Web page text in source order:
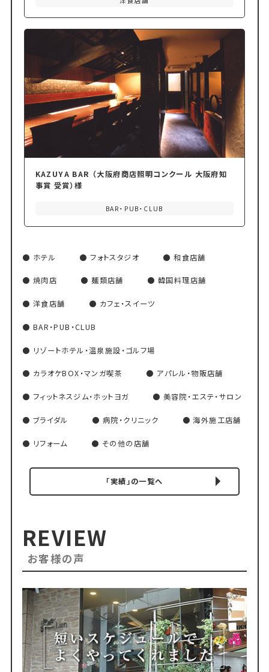
KAZUYA BAR （大阪府商店照明コンクール 大阪府知
事賞 受賞）様
BAR・PUB・CLUB
ホテル フォトスタジオ 和食店舗
焼肉店 麺類店舗 韓国料理店舗
洋食店舗 カフェ・スイーツ
BAR・PUB・CLUB
リゾートホテル・温泉施設・ゴルフ場
カラオケBOX・マンガ喫茶 アパレル・物販店舗
フィットネスジム・ホットヨガ 美容院・エステ・サロン
ブライダル 病院・クリニック 海外施工店舗
リフォーム その他の店舗
「実績」の一覧へ
REVIEW
お客様の声